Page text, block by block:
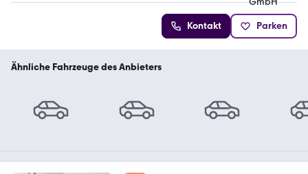
Kontakt Parken
Ähnliche Fahrzeuge des Anbieters